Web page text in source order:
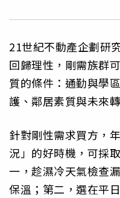
21世紀不動產企劃研
回歸理性，剛需族群
質的條件：通勤與學
護、鄰居素質與未來
針對剛性需求買方，
況」的好時機，可採
一，趁濕冷天氣檢查
保溫；第二，選在平